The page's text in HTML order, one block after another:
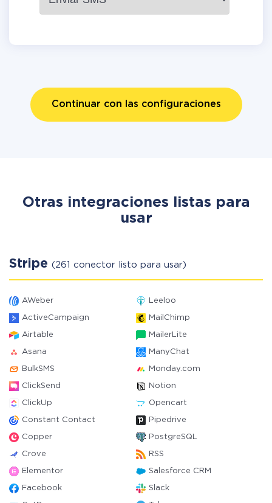
Continuar con las configuraciones
Otras integraciones listas para
usar
Stripe (261 conector listo para usar)
AWeber Leeloo
ActiveCampaign MailChimp
Airtable MailerLite
Asana ManyChat
BulkSMS Monday.com
ClickSend Notion
ClickUp Opencart
Constant Contact Pipedrive
Copper PostgreSQL
Crove RSS
Elementor Salesforce CRM
Facebook Slack